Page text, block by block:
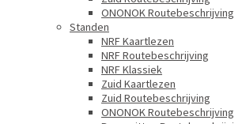
ONONOK Routebeschrijving
Standen
NRF Kaartlezen
NRF Routebeschrijving
NRF Klassiek
Zuid Kaartlezen
Zuid Routebeschrijving
ONONOK Routebeschrijving